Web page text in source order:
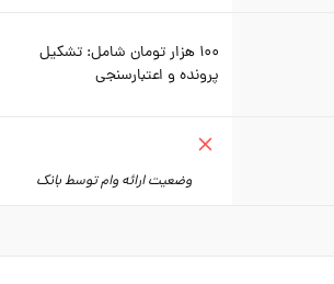
100 هزار تومان شامل: تشکیل
پرونده و اعتبارسنجی
وضعیت ارائه وام توسط بانک